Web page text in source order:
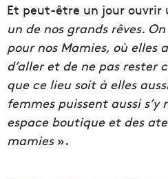
Et peut-être un jour ouvrir
un de nos grands rêves.
pour nos Mamies, où elles
d’aller et de ne pas rester
que ce lieu soit à elles
femmes puissent aussi
espace boutique et des
mamies ».